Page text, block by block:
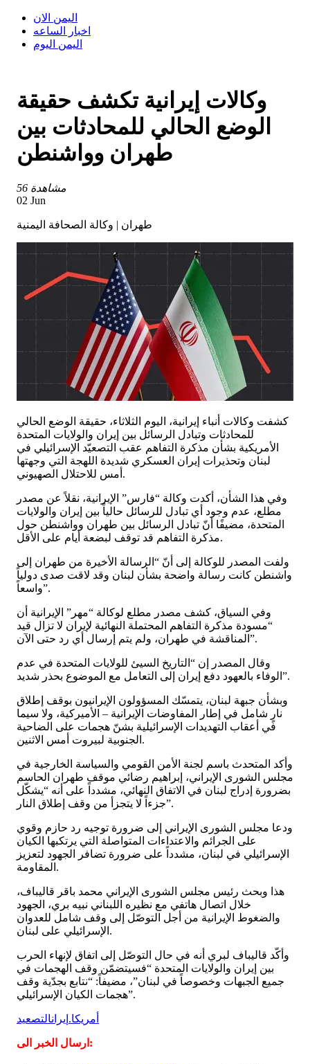
اليمن الان
اخبار الساعه
اليمن اليوم
وكالات إيرانية تكشف حقيقة
الوضع الحالي للمحادثات بين
طهران وواشنطن
56 مشاهدة
02 Jun
طهران | وكالة الصحافة اليمنية
كشفت وكالات أنباء إيرانية، اليوم الثلاثاء، حقيقة الوضع الحالي
للمحادثات وتبادل الرسائل بين إيران والولايات المتحدة
الأمريكية بشأن مذكرة التفاهم عقب التصعيّد الإسرائيلي في
لبنان وتحذيرات إيران العسكري شديدة اللهجة التي وجهتها
أمس للاحتلال الصهيوني.
وفي هذا الشأن، أكدت وكالة “فارس” الإيرانية، نقلاً عن مصدر
مطلع، عدم وجود أي تبادل للرسائل حالياً بين إيران والولايات
المتحدة، مضيفًا أنّ تبادل الرسائل بين طهران وواشنطن حول
مذكرة التفاهم قد توقف لبضعة أيام على الأقل.
ولفت المصدر للوكالة إلى أنّ “الرسالة الأخيرة من طهران إلى
واشنطن كانت رسالة واضحة بشأن لبنان وقد لاقت صدى دولياً
واسعاً”.
وفي السياق، كشف مصدر مطلع لوكالة “مهر” الإيرانية أن
“مسودة مذكرة التفاهم المحتملة النهائية لإيران لا تزال قيد
المناقشة في طهران، ولم يتم إرسال أي رد حتى الآن”.
وقال المصدر إن “التاريخ السيئ للولايات المتحدة في عدم
الوفاء بالعهود دفع إيران إلى التعامل مع الموضوع بحذر شديد”.
وبشأن جبهة لبنان، يتمسّك المسؤولون الإيرانيون بوقف إطلاق
نارٍ شامل في إطار المفاوضات الإيرانية – الأميركية، ولا سيما
في أعقاب التهديدات الإسرائيلية بشنّ هجمات على الضاحية
الجنوبية لبيروت أمس الاثنين.
وأكد المتحدث باسم لجنة الأمن القومي والسياسة الخارجية في
مجلس الشورى الإيراني، إبراهيم رضائي موقف طهران الحاسم
بضرورة إدراج لبنان في الاتفاق النهائي، مشدداً على أنه “يشكّل
جزءاً لا يتجزأ من وقف إطلاق النار”.
ودعا مجلس الشورى الإيراني إلى ضرورة توجيه رد حازم وقوي
على الجرائم والاعتداءات المتواصلة التي يرتكبها الكيان
الإسرائيلي في لبنان، مشدداً على ضرورة تضافر الجهود لتعزيز
المقاومة.
هذا وبحث رئيس مجلس الشورى الإيراني محمد باقر قاليباف،
خلال اتصال هاتفي مع نظيره اللبناني نبيه بري، الجهود
والضغوط الإيرانية من أجل التوصّل إلى وقف شامل للعدوان
الإسرائيلي على لبنان.
وأكّد قاليباف لبري أنه في حال التوصّل إلى اتفاق لإنهاء الحرب
بين إيران والولايات المتحدة “فسيتضمّن وقف الهجمات في
جميع الجبهات وخصوصاً في لبنان”، مضيفاً: “نتابع بجدّية وقف
هجمات الكيان الإسرائيلي”.
أمريكا. إيرانالتصعيد
ارسال الخبر الى: